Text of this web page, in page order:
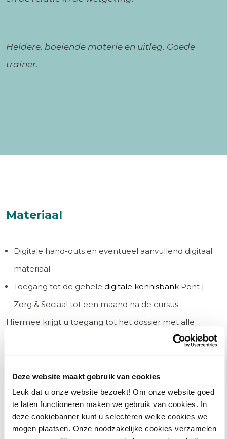
Deze website maakt gebruik van cookies
Leuk dat u onze website bezoekt! Om onze website goed
te laten functioneren maken we gebruik van cookies. In
deze cookiebanner kunt u selecteren welke cookies we
mogen plaatsen. Onze noodzakelijke cookies verzamelen
Heldere, boeiende materie en uitleg. Goede
trainer.
Materiaal
Digitale hand-outs en eventueel aanvullend digitaal
materiaal
Toegang tot de gehele digitale kennisbank Pont |
Zorg & Sociaal tot een maand na de cursus
Hiermee krijgt u toegang tot het dossier met alle
relevante achtergrondinformatie rondom uw cursus. Zo
kunt u voor, tijdens en na de cursus continu leren over
dit onderwerp.
Verder krijgt u met Pont | Zorg & Sociaal gratis toegang
tot andere dossiers, digitale boeken van Berghauser